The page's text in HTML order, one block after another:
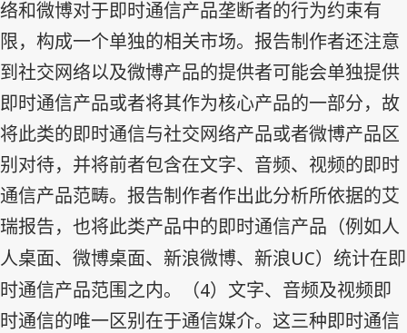
络和微博对于即时通信产品垄断者的行为约束有
限，构成一个单独的相关市场。报告制作者还注意
到社交网络以及微博产品的提供者可能会单独提供
即时通信产品或者将其作为核心产品的一部分，故
将此类的即时通信与社交网络产品或者微博产品区
别对待，并将前者包含在文字、音频、视频的即时
通信产品范畴。报告制作者作出此分析所依据的艾
瑞报告，也将此类产品中的即时通信产品（例如人
人桌面、微博桌面、新浪微博、新浪UC）统计在即
时通信产品范围之内。（4）文字、音频及视频即
时通信的唯一区别在于通信媒介。这三种即时通信